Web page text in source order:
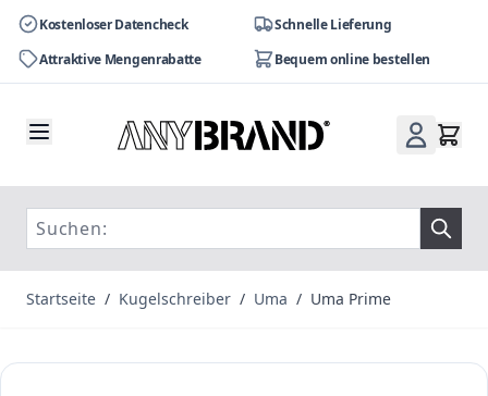
Kostenloser Datencheck
Schnelle Lieferung
Attraktive Mengenrabatte
Bequem online bestellen
Startseite / Kugelschreiber / Uma / Uma Prime